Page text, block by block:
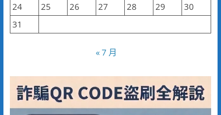
24
25 26 27 28 29
30
31
« 7 月